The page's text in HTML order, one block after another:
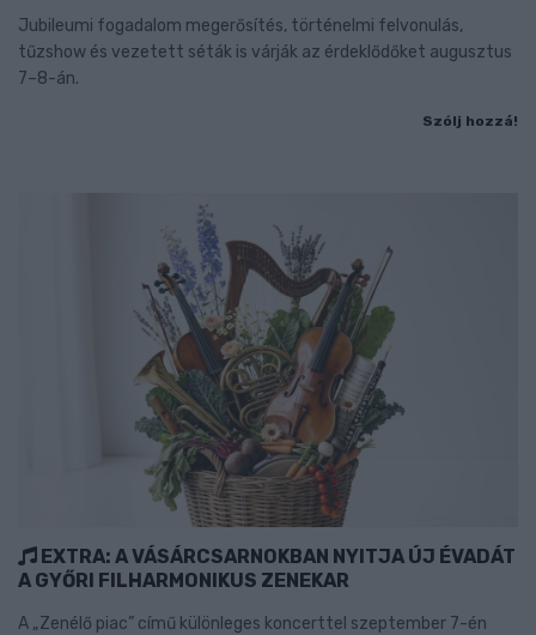
Jubileumi fogadalom megerősítés, történelmi felvonulás,
tűzshow és vezetett séták is várják az érdeklődőket augusztus
7–8-án.
Szólj hozzá!
EXTRA: A VÁSÁRCSARNOKBAN NYITJA ÚJ ÉVADÁT
A GYŐRI FILHARMONIKUS ZENEKAR
A „Zenélő piac” című különleges koncerttel szeptember 7-én